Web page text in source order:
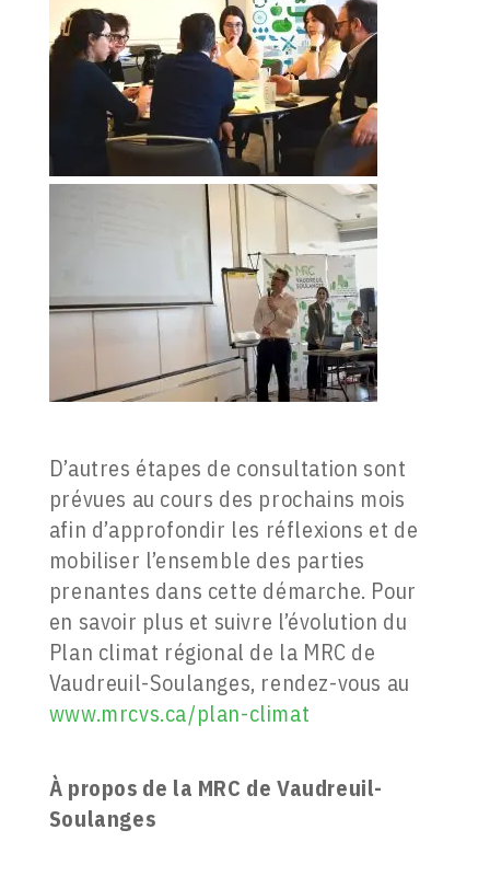
D’autres étapes de consultation sont
prévues au cours des prochains mois
afin d’approfondir les réflexions et de
mobiliser l’ensemble des parties
prenantes dans cette démarche. Pour
en savoir plus et suivre l’évolution du
Plan climat régional de la MRC de
Vaudreuil-Soulanges, rendez-vous au
www.mrcvs.ca/plan-climat
À propos de la MRC de Vaudreuil-
Soulanges